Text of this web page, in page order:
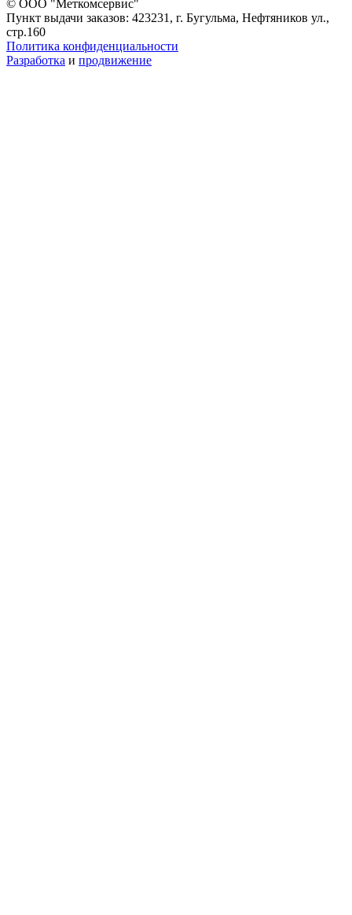
© ООО "Меткомсервис"
Пункт выдачи заказов: 423231, г. Бугульма, Нефтяников ул.,
стр.160
Политика конфиденциальности
Разработка и продвижение